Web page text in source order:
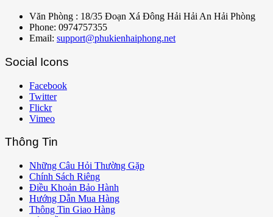
Văn Phòng : 18/35 Đoạn Xá Đông Hải Hải An Hải Phòng
Phone: 0974757355
Email: support@phukienhaiphong.net
Social Icons
Facebook
Twitter
Flickr
Vimeo
Thông Tin
Những Câu Hỏi Thường Gặp
Chính Sách Riêng
Điều Khoản Bảo Hành
Hướng Dẫn Mua Hàng
Thông Tin Giao Hàng